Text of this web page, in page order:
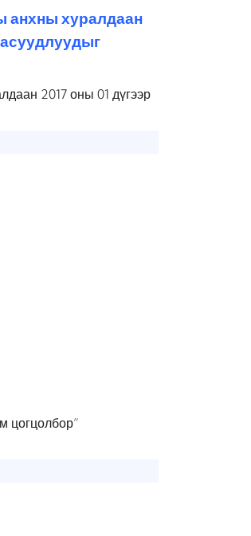
анхны хуралдаан
2017 оны 01 дүгээр